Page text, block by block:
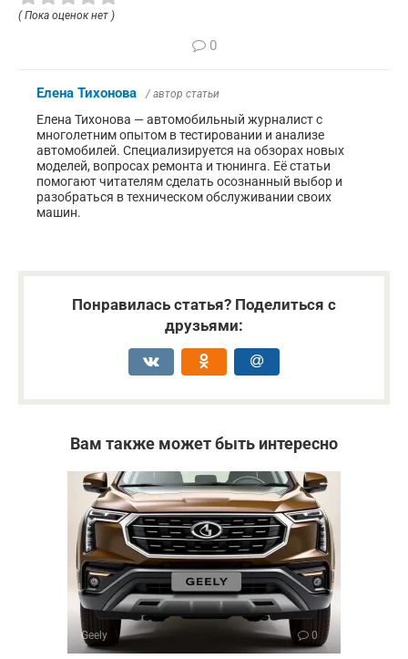
( Пока оценок нет )
0
Елена Тихонова / автор статьи
Елена Тихонова — автомобильный журналист с
многолетним опытом в тестировании и анализе
автомобилей. Специализируется на обзорах новых
моделей, вопросах ремонта и тюнинга. Её статьи
помогают читателям сделать осознанный выбор и
разобраться в техническом обслуживании своих
машин.
Понравилась статья? Поделиться с
друзьями:
Вам также может быть интересно
Geely 0